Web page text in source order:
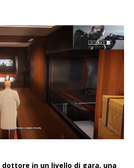
dottore in un livello di gara, una